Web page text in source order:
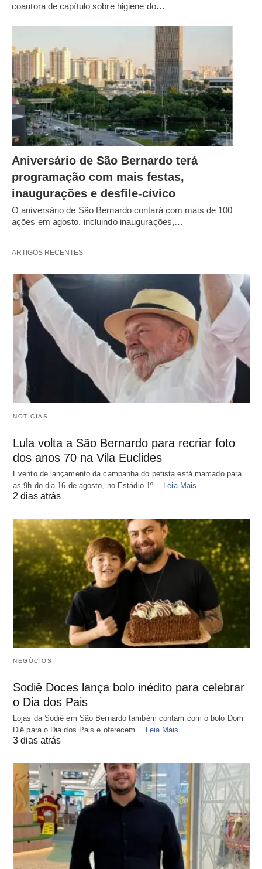
coautora de capítulo sobre higiene do…
Aniversário de São Bernardo terá
programação com mais festas,
inaugurações e desfile-cívico
O aniversário de São Bernardo contará com mais de 100
ações em agosto, incluindo inaugurações,…
ARTIGOS RECENTES
NOTÍCIAS
Lula volta a São Bernardo para recriar foto
dos anos 70 na Vila Euclides
Evento de lançamento da campanha do petista está marcado para
as 9h do dia 16 de agosto, no Estádio 1º…
Leia Mais
2 dias atrás
NEGÓCIOS
Sodiê Doces lança bolo inédito para celebrar
o Dia dos Pais
Lojas da Sodiê em São Bernardo também contam com o bolo Dom
Diê para o Dia dos Pais e oferecem… Leia Mais
3 dias atrás